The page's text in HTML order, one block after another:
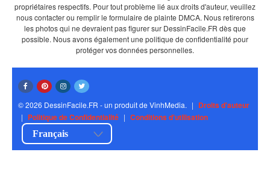
propriétaires respectifs. Pour tout problème lié aux droits d'auteur, veuillez
nous contacter ou remplir le formulaire de plainte DMCA. Nous retirerons
les photos qui ne devraient pas figurer sur DessinFacile.FR dès que
possible. Nous avons également une politique de confidentialité pour
protéger vos données personnelles.
© 2026 DessinFacile.FR - un produit de VinhMedia. | Droits d'auteur
| Politique de Confidentialité | Conditions d'utilisation
Français